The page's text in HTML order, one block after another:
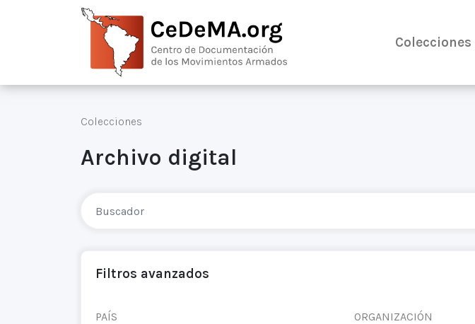
Colecciones
Colecciones
Archivo digital
Filtros avanzados
PAÍS ORGANIZACIÓN